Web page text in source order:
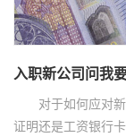
入职新公司问我
对于如何应对
证明还是工资银行